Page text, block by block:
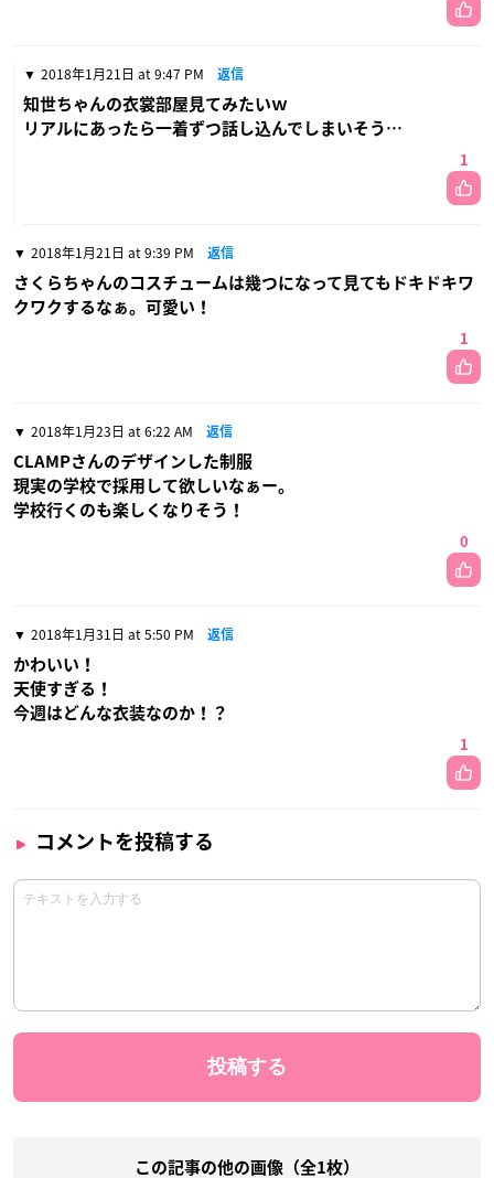
2018年1月21日 at 9:47 PM 返信
知世ちゃんの衣裳部屋見てみたいｗ
リアルにあったら一着ずつ話し込んでしまいそう…
1
2018年1月21日 at 9:39 PM 返信
さくらちゃんのコスチュームは幾つになって見てもドキドキワ
クワクするなぁ。可愛い！
1
2018年1月23日 at 6:22 AM 返信
CLAMPさんのデザインした制服
現実の学校で採用して欲しいなぁー。
学校行くのも楽しくなりそう！
0
2018年1月31日 at 5:50 PM 返信
かわいい！
天使すぎる！
今週はどんな衣装なのか！？
1
コメントを投稿する
この記事の他の画像（全1枚）